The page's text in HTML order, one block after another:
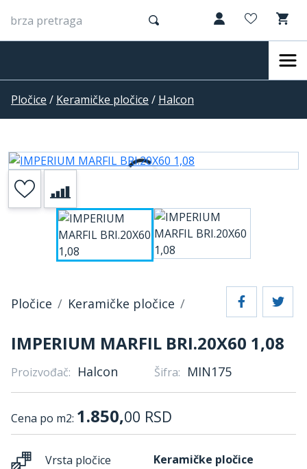
Pločice / Keramičke pločice / Halcon
Pločice Keramičke pločice
IMPERIUM MARFIL BRI.20X60 1,08
Proizvođač: Halcon Šifra: MIN175
Cena po m2: 1.850,00 RSD
Vrsta pločice Keramičke pločice